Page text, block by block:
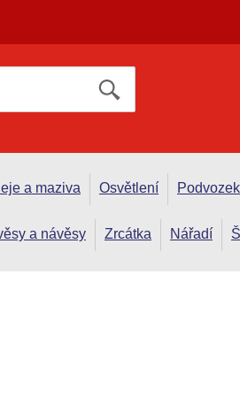
a maziva Osvětlení Podvozek
a návěsy Zrcátka Nářadí